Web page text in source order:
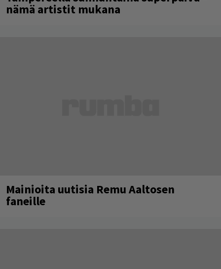
nämä artistit mukana
Mainioita uutisia Remu Aaltosen
faneille